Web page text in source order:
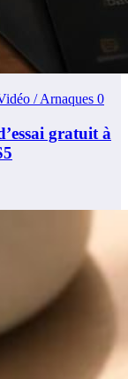
/ Arnaques 0
gratuit à